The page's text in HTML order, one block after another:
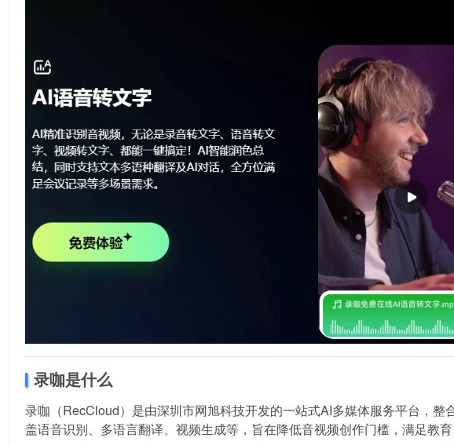
录咖是什么
录咖（RecCloud）是由深圳市网旭科技开发的一站式AI多媒体服务平台，
盖语音识别、多语言翻译、视频生成等，旨在降低音视频创作门槛，满足教